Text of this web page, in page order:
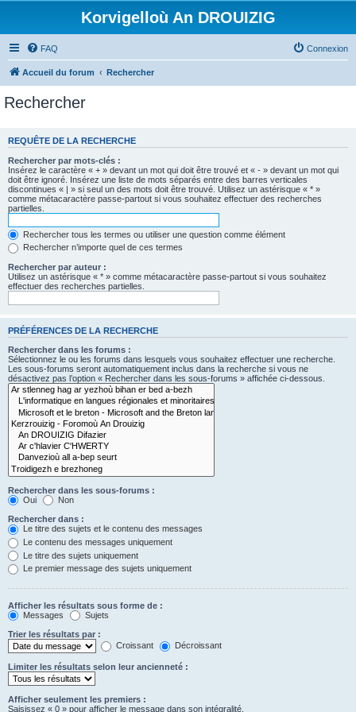
Korvigelloù An DROUIZIG
FAQ Connexion
Accueil du forum Rechercher
Rechercher
REQUÊTE DE LA RECHERCHE
Rechercher par mots-clés :
Insérez le caractère « + » devant un mot qui doit être trouvé et « - » devant un mot qui
doit être ignoré. Insérez une liste de mots séparés entre des barres verticales
discontinues « | » si seul un des mots doit être trouvé. Utilisez un astérisque « * »
comme métacaractère passe-partout si vous souhaitez effectuer des recherches
partielles.
Rechercher tous les termes ou utiliser une question comme élément
Rechercher n’importe quel de ces termes
Rechercher par auteur :
Utilisez un astérisque « * » comme métacaractère passe-partout si vous souhaitez
effectuer des recherches partielles.
PRÉFÉRENCES DE LA RECHERCHE
Rechercher dans les forums :
Sélectionnez le ou les forums dans lesquels vous souhaitez effectuer une recherche.
Les sous-forums seront automatiquement inclus dans la recherche si vous ne
désactivez pas l’option « Rechercher dans les sous-forums » affichée ci-dessous.
Rechercher dans les sous-forums :
Oui
Non
Rechercher dans :
Le titre des sujets et le contenu des messages
Le contenu des messages uniquement
Le titre des sujets uniquement
Le premier message des sujets uniquement
Afficher les résultats sous forme de :
Messages
Sujets
Trier les résultats par :
Croissant
Décroissant
Limiter les résultats selon leur ancienneté :
Afficher seulement les premiers :
Saisissez « 0 » pour afficher le message dans son intégralité.